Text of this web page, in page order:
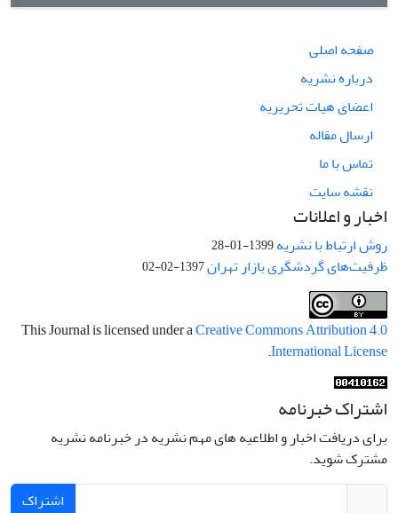
صفحه اصلی
درباره نشریه
اعضای هیات تحریریه
ارسال مقاله
تماس با ما
نقشه سایت
اخبار و اعلانات
روش ارتباط با نشریه1399-01-28
ظرفیت‌های گردشگری بازار تهران1397-02-02
This Journal is licensed under aCreative Commons Attribution 4.0
International License
.
اشتراک خبرنامه
برای دریافت اخبار و اطلاعیه های مهم نشریه در خبرنامه نشریه
مشترک شوید.
اشتراک